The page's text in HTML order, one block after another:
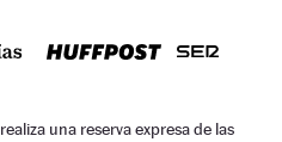
realiza una reserva expresa de las